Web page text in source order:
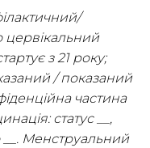
з 21 року;
/ показаний
частина
статус __,
Менструальний